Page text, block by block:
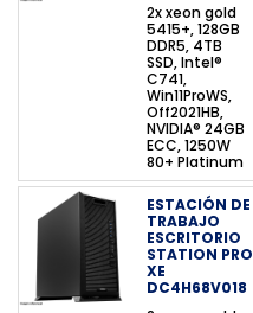
2x xeon gold
5415+, 128GB
DDR5, 4TB
SSD, Intel®
C741,
Win11ProWS,
Off2021HB,
NVIDIA® 24GB
ECC, 1250W
80+ Platinum
ESTACIÓN DE
TRABAJO
ESCRITORIO
STATION PRO
XE
DC4H68V018